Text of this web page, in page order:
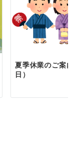
夏季休業のご案
日）